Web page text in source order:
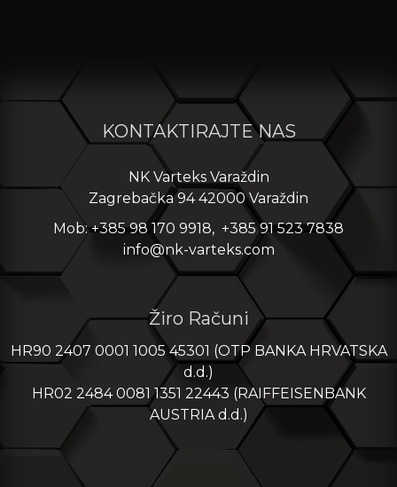
KONTAKTIRAJTE NAS
NK Varteks Varaždin
Zagrebačka 94 42000 Varaždin
Mob: +385 98 170 9918, +385 91 523 7838
info@nk-varteks.com
Žiro Računi
HR90 2407 0001 1005 45301 (OTP BANKA HRVATSKA
d.d.)
HR02 2484 0081 1351 22443 (RAIFFEISENBANK
AUSTRIA d.d.)